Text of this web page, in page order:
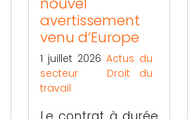
avertissement
venu d’Europe
1 juillet 2026Actus du
secteur
Droit du
travail